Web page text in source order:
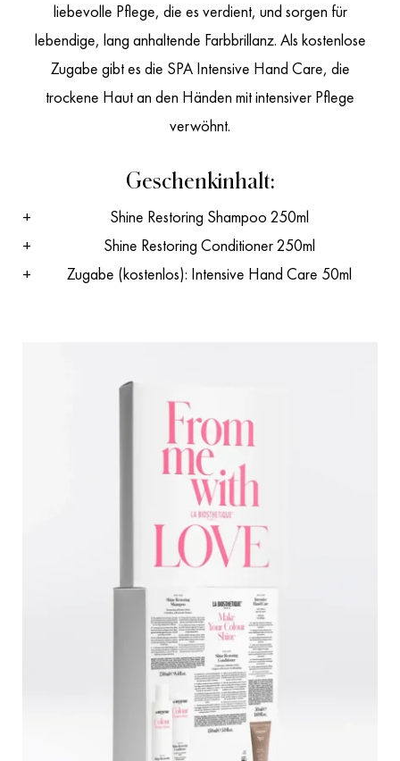
liebevolle Pflege, die es verdient, und sorgen für
lebendige, lang anhaltende Farbbrillanz. Als kostenlose
Zugabe gibt es die SPA Intensive Hand Care, die
trockene Haut an den Händen mit intensiver Pflege
verwöhnt.
Geschenkinhalt:
Shine Restoring Shampoo 250ml
Shine Restoring Conditioner 250ml
Zugabe (kostenlos): Intensive Hand Care 50ml